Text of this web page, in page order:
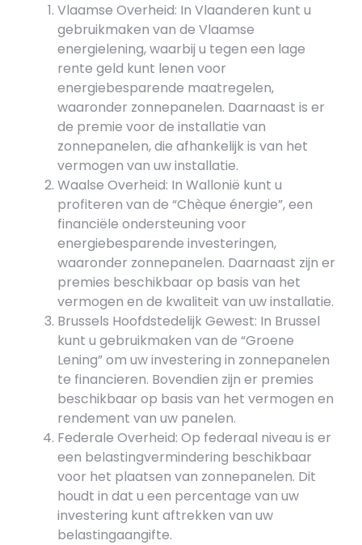
Vlaamse Overheid: In Vlaanderen kunt u
gebruikmaken van de Vlaamse
energielening, waarbij u tegen een lage
rente geld kunt lenen voor
energiebesparende maatregelen,
waaronder zonnepanelen. Daarnaast is er
de premie voor de installatie van
zonnepanelen, die afhankelijk is van het
vermogen van uw installatie.
Waalse Overheid: In Wallonië kunt u
profiteren van de “Chèque énergie”, een
financiële ondersteuning voor
energiebesparende investeringen,
waaronder zonnepanelen. Daarnaast zijn er
premies beschikbaar op basis van het
vermogen en de kwaliteit van uw installatie.
Brussels Hoofdstedelijk Gewest: In Brussel
kunt u gebruikmaken van de “Groene
Lening” om uw investering in zonnepanelen
te financieren. Bovendien zijn er premies
beschikbaar op basis van het vermogen en
rendement van uw panelen.
Federale Overheid: Op federaal niveau is er
een belastingvermindering beschikbaar
voor het plaatsen van zonnepanelen. Dit
houdt in dat u een percentage van uw
investering kunt aftrekken van uw
belastingaangifte.